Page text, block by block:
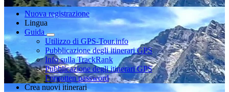
Nuova registrazione
Lingua
Guida
Utilizzo di GPS-Tour.info
Pubblicazione degli itinerari GPS
Info sulla TrackRank
Pubblicazione degli itinerari GPS
Forgotten password
Crea nuovi itinerari